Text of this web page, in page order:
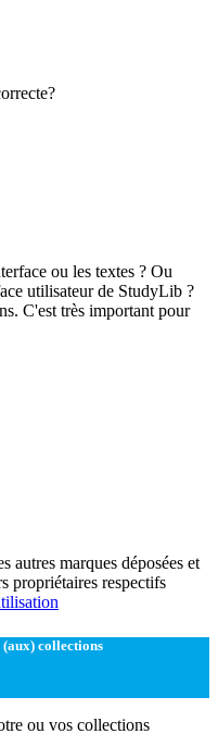
ou les textes ? Ou
utilisateur de StudyLib ?
C'est très important pour
marques déposées et
propriétaires respectifs
collections
ou vos collections